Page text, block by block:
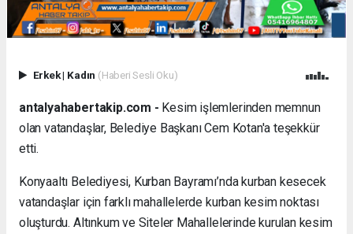
Erkek| Kadın (Haberi Sesli Oku)
antalyahabertakip.com - Kesim işlemlerinden memnun
olan vatandaşlar, Belediye Başkanı Cem Kotan'a teşekkür
etti.
Konyaaltı Belediyesi, Kurban Bayramı’nda kurban kesecek
vatandaşlar için farklı mahallelerde kurban kesim noktası
oluşturdu. Altınkum ve Siteler Mahallelerinde kurulan kesim